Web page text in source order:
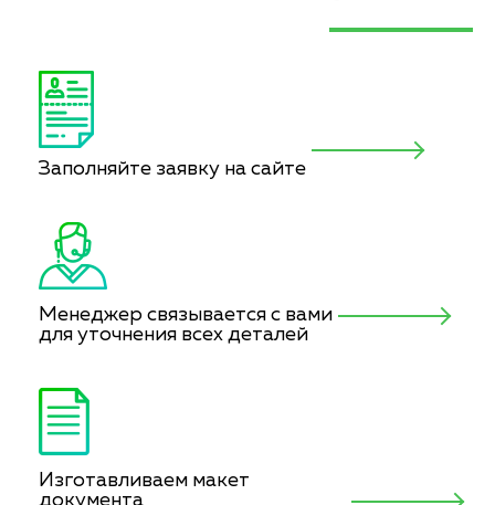
Заполняйте заявку на сайте
Менеджер связывается с вами
для уточнения всех деталей
Изготавливаем макет
документа